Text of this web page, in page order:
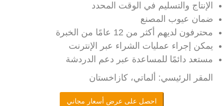
الإنتاج والتسليم في الوقت المحدد
ضمان عيوب المصنع
محترفون لديهم أكثر من 12 عامًا من الخبرة
يمكن إجراء عمليات الشراء عبر الإنترنت
مستعد دائمًا للمساعدة عبر دعم الدردشة
المقر الرئيسي: ألماتي، كازاخستان
احصل على عرض أسعار مجاني